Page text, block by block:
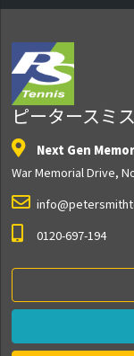
ピータースミ
Next Gen
War Memorial Drive,
0120-697-194